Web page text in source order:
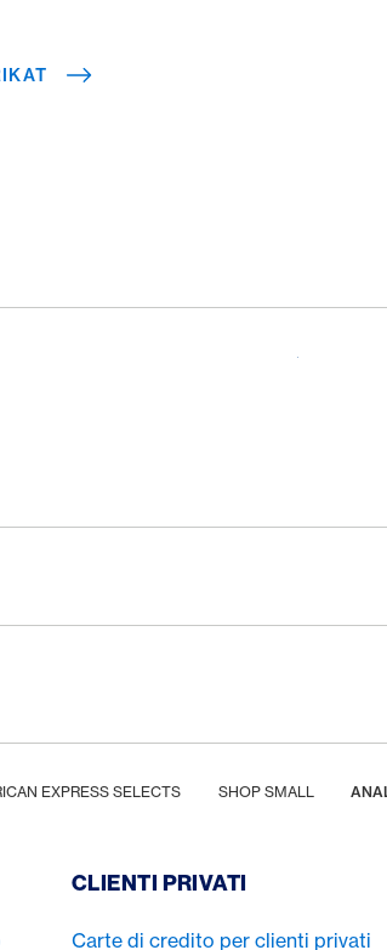
EXPRESS SELECTS SHOP SMALL
CLIENTI PRIVATI
Carte di credito per clienti privati